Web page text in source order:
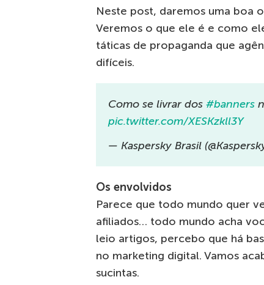
Neste post, daremos uma boa
Veremos o que ele é e como
táticas de propaganda que
difíceis.
Como se livrar dos #banners
pic.twitter.com/XESKzkll3Y
— Kaspersky Brasil
Os envolvidos
Parece que todo mundo quer
afiliados… todo mundo acha
leio artigos, percebo que há
no marketing digital. Vamos
sucintas.